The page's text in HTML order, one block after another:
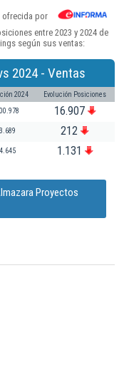
ofrecida por
entre 2023 y 2024 de
según sus ventas:
2024 - Ventas
2024 Evolución Posiciones
16.907
3.689 212
4.645 1.131
Proyectos